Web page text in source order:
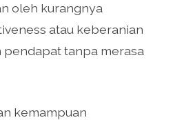
oleh kurangnya
atau keberanian
pendapat tanpa merasa
kemampuan